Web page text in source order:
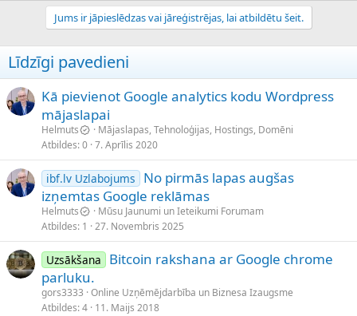
Jums ir jāpieslēdzas vai jāreģistrējas, lai atbildētu šeit.
Līdzīgi pavedieni
Kā pievienot Google analytics kodu Wordpress
mājaslapai
Helmuts
Mājaslapas, Tehnoloģijas, Hostings, Domēni
Atbildes 0 7. Aprīlis 2020
ibf.lv Uzlabojums
No pirmās lapas augšas
izņemtas Google reklāmas
Helmuts
Mūsu Jaunumi un Ieteikumi Forumam
Atbildes 1 27. Novembris 2025
Uzsākšana
Bitcoin rakshana ar Google chrome
parluku.
gors3333 Online Uzņēmējdarbība un Biznesa Izaugsme
Atbildes 4 11. Maijs 2018